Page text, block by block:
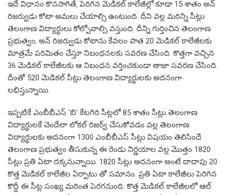
ఇదే విధానం కొనసాగితే, పెరిగిన మెడికల్ కాలేజీల్లో కూడా 15 శాతం అన్
రిజర్వుడు కోటా అమలు చేయాల్సి ఉంటుంది. దీని వల్ల మరిన్ని సీట్లు
తెలంగాణ విద్యార్థులు కోల్పోవాల్సి వస్తుంది. దీన్ని గుర్తించిన తెలంగాణ
ప్రభుత్వం, అన్ రిజర్వుడు కోటాను కేవలం పాత 20 మెడికల్ కాలేజీలకు
మాత్రమే పరిమితం చేస్తూ నిబంధనలకు సవరణ చేసింది. కొత్తగా వచ్చిన
36 మెడికల్ కాలేజీలకు ఆ నిబంధన వర్తించకుండా తాజా సవరణ చేసింది.
దీంతో 520 మెడికల్ సీట్లు తెలంగాణ విద్యార్థులకు అదనంగా
లభిస్తున్నాయి.
ఇప్పటికే ఎంబీబీఎస్ ‘బి’ కేటగిరి సీట్లలో 85 శాతం సీట్లు తెలంగాణ
విద్యార్థులకే చెందేలా లోకల్ రిజర్వ్ చేసుకోవడం వల్ల తెలంగాణ
విద్యార్థులకు అదనంగా 1300 ఎంబీబీఎస్ సీట్లు విషయం తెలిసిందే.
తెలంగాణ ప్రభుత్వం తీసుకున్న ఈ రెండు నిర్ణయాల వల్ల మొత్తం 1820
సీట్లు ప్రతి ఏటా దక్కనున్నాయి. 1820 సీట్లు అదనంగా అంటే దాదాపు 20
కొత్త మెడికల్ కాలేజీల ఏర్పాటు తో సమానం. ప్రతి ఏటా కాలేజీలు పెరిగిన
కొద్దీ ఈ సీట్ల సంఖ్య మరింత పెరగనుంది. కొత్త మెడికల్ కాలేజీలలో ఆల్